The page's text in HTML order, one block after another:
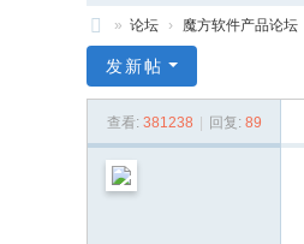
方
» 论坛 › 魔方软件产品论坛
发新帖
查看: 381238 回复: 89